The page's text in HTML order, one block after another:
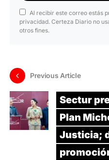
Al recibir este correo estás
privacidad. Certeza Diario no
otros fines.
Previous Article
Sectur
Plan
Justicia;